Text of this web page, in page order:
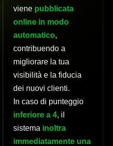
viene pubblicata
online in modo
automatico,
contribuendo a
migliorare la tua
visibilità e la fiducia
dei nuovi clienti.
In caso di punteggio
inferiore a 4, il
sistema inoltra
immediatamente una